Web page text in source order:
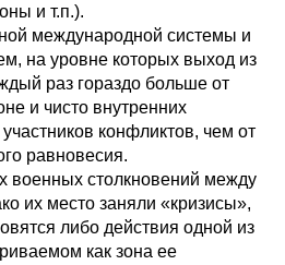
и т.п.).
международной системы и
на уровне которых выход из
раз гораздо больше от
и чисто внутренних
конфликтов, чем от
равновесия.
военных столкновений между
их место заняли «кризисы»,
либо действия одной из
как зона ее